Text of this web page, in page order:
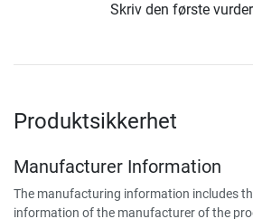
Skriv den første
Produktsikkerhet
Manufacturer Information
The manufacturing information includes
information of the manufacturer of the